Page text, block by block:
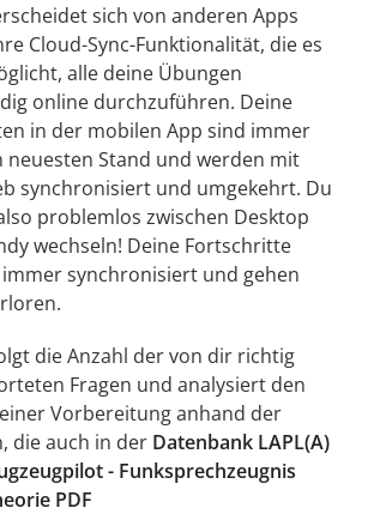
sich von anderen Apps
Cloud-Sync-Funktionalität, die es
alle deine Übungen
online durchzuführen. Deine
in der mobilen App sind immer
neuesten Stand und werden mit
synchronisiert und umgekehrt. Du
problemlos zwischen Desktop
wechseln! Deine Fortschritte
synchronisiert und gehen
die Anzahl der von dir richtig
Fragen und analysiert den
Vorbereitung anhand der
die auch in der Datenbank LAPL(A)
- Funksprechzeugnis
PDF